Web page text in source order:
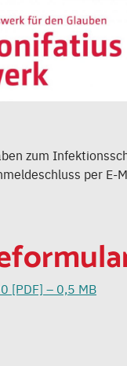
zum
per E-
[PDF] – 0,5 MB